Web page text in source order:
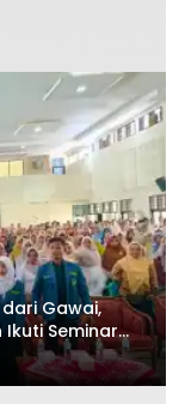
Gawai,
Ikuti Seminar
Teacher”